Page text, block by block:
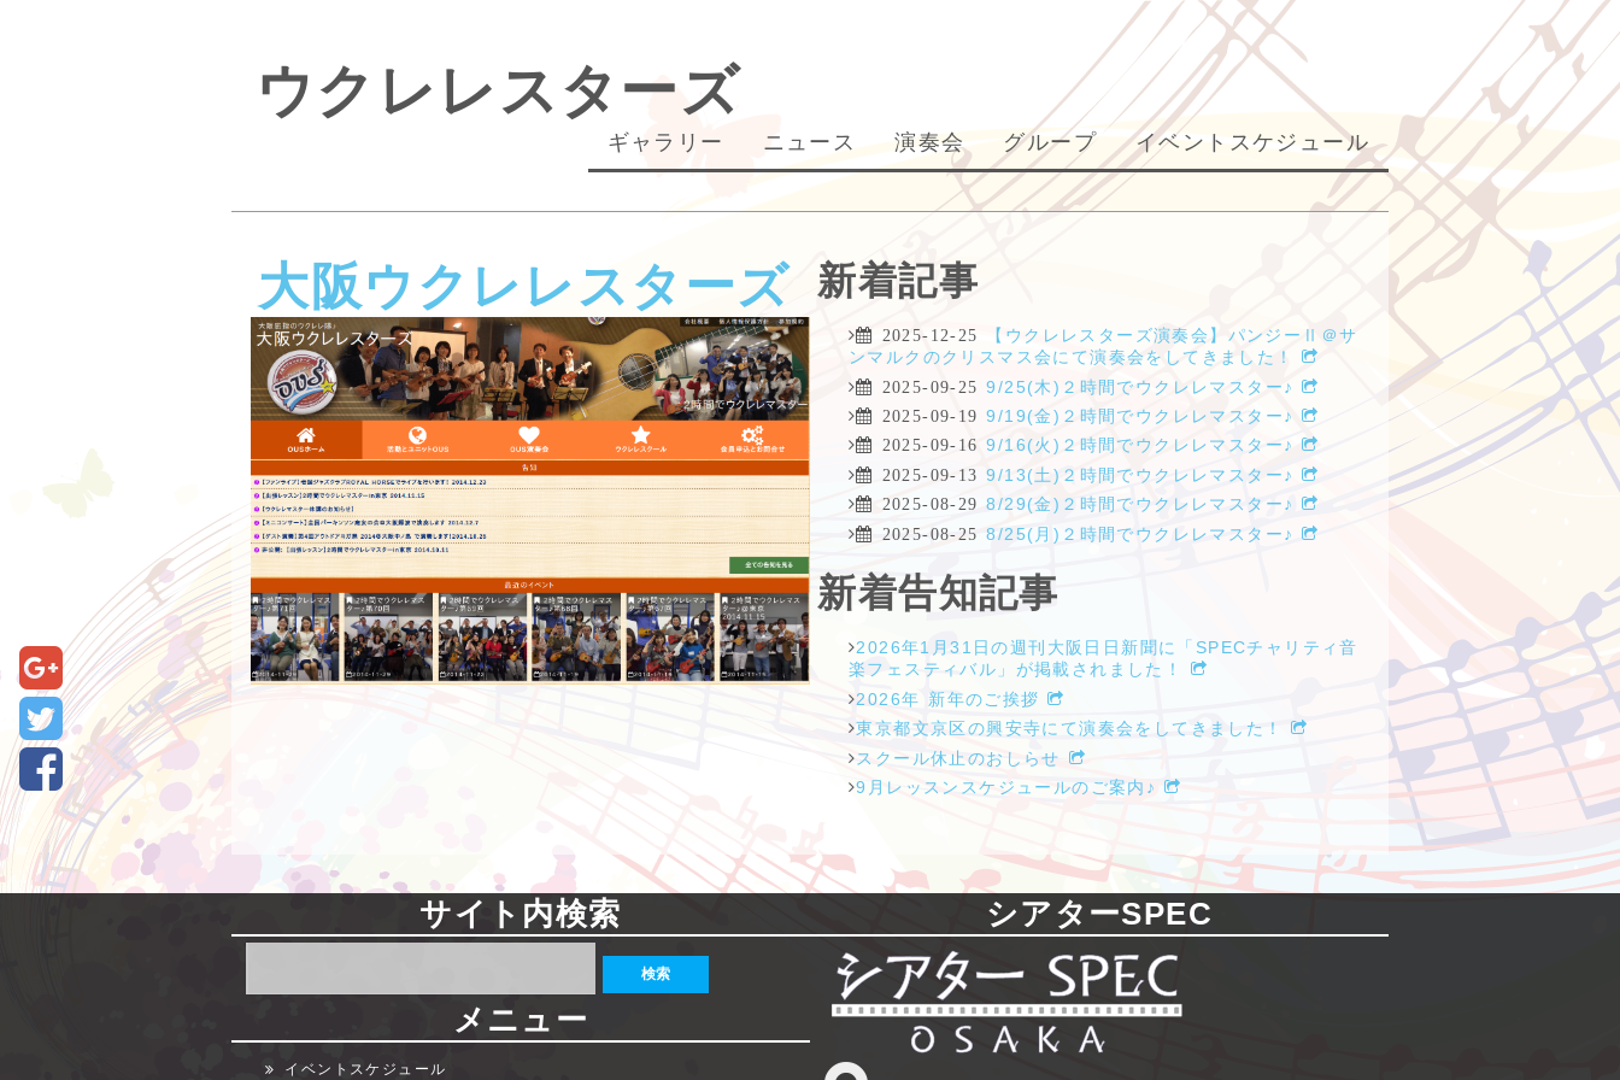
ウクレレスターズ
イベントスケジュール
グループ
演奏会
ニュース
ギャラリー
大阪ウクレレスターズ 新着記事
2025-12-25
【ウクレレスターズ演奏会】パンジーⅡ＠サ
ンマルクのクリスマス会にて演奏会をしてきました！
2025-09-25 9/25(木)２時間でウクレレマスター♪
2025-09-19 9/19(金)２時間でウクレレマスター♪
2025-09-16 9/16(火)２時間でウクレレマスター♪
2025-09-13 9/13(土)２時間でウクレレマスター♪
2025-08-29 8/29(金)２時間でウクレレマスター♪
2025-08-25 8/25(月)２時間でウクレレマスター♪
新着告知記事
2026年1月31日の週刊大阪日日新聞に「SPECチャリティ音
楽フェスティバル」が掲載されました！
2026年 新年のご挨拶
東京都文京区の興安寺にて演奏会をしてきました！
スクール休止のおしらせ
9月レッスンスケジュールのご案内♪
サイト内検索
メニュー
イベントスケジュール
シアターSPEC